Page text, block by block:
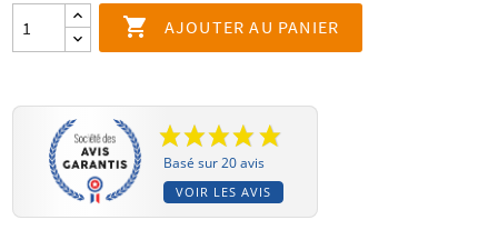
 AJOUTER AU PANIER
Basé sur 20 avis
VOIR LES AVIS